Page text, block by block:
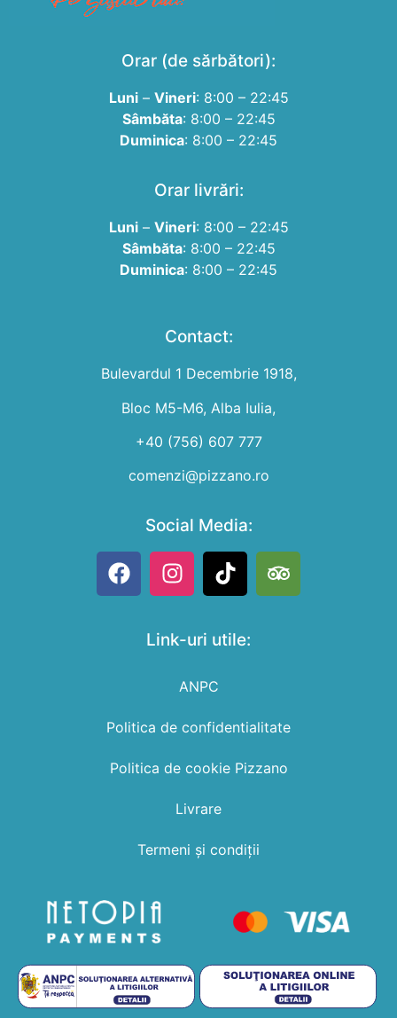
Orar (de sărbători):
Luni– Vineri: 8:00 – 22:45
Sâmbăta: 8:00 – 22:45
Duminica: 8:00 – 22:45
Orar livrări:
Luni– Vineri: 8:00 – 22:45
Sâmbăta: 8:00 – 22:45
Duminica: 8:00 – 22:45
Contact:
Bulevardul 1 Decembrie 1918,
Bloc M5-M6, Alba Iulia,
+40 (756) 607 777
comenzi@pizzano.ro
Social Media:
Link-uri utile:
ANPC
Politica de confidentialitate
Politica de cookie Pizzano
Livrare
Termeni și condiții